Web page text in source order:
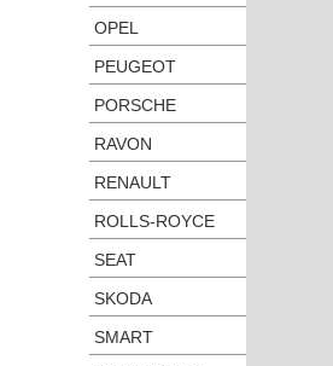
OPEL
PEUGEOT
PORSCHE
RAVON
RENAULT
ROLLS-ROYCE
SEAT
SKODA
SMART